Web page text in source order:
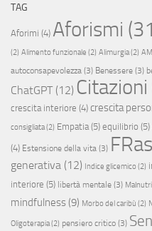
TAG
Aforimi (4) Aforismi
(2) Alimento funzionale (2) Alimurgia(2)
autoconsapevolezza (3) Benessere (3)
ChatGPT(12) Citazioni
crescita interiore (4) crescita
consigliata(2) Empatia (5) equilibrio (5)
(4) Estensione della vita (3)
generativa (12) Indice glicemico (2)
interiore (5) libertà mentale (3)
mindfulness (9) Morbo del caribù (2)
Oligoterapia(2) pensiero critico (3)